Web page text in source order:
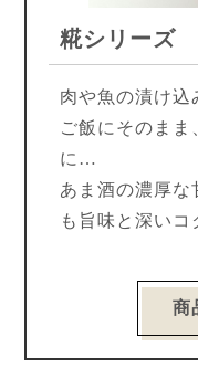
糀シリーズ
肉や魚の漬け込
ご飯にそのまま
に…
あま酒の濃厚な
も旨味と深いコ
商